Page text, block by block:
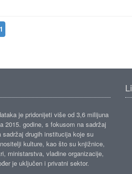
je pridonijeti više od 3,6 milijuna
2015. godine, s fokusom na sadržaj
sadržaj drugih institucija koje su
kulture, kao što su knjižnice,
ministarstva, vladine organizacije,
je uključen i privatni sektor.